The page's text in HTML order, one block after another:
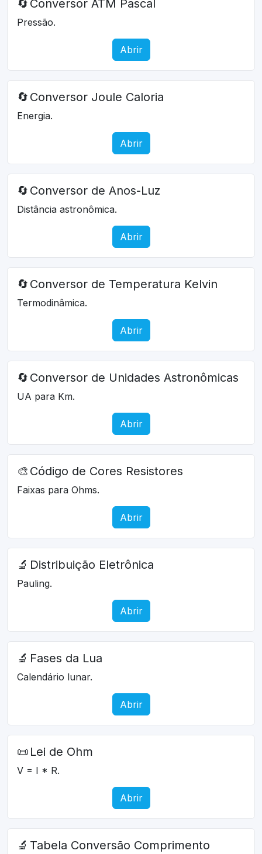
🔄 Conversor ATM Pascal
Pressão.
Abrir
🔄 Conversor Joule Caloria
Energia.
Abrir
🔄 Conversor de Anos-Luz
Distância astronômica.
Abrir
🔄 Conversor de Temperatura Kelvin
Termodinâmica.
Abrir
🔄 Conversor de Unidades Astronômicas
UA para Km.
Abrir
🎨 Código de Cores Resistores
Faixas para Ohms.
Abrir
🔬 Distribuição Eletrônica
Pauling.
Abrir
🔬 Fases da Lua
Calendário lunar.
Abrir
📜 Lei de Ohm
V = I * R.
Abrir
🔬 Tabela Conversão Comprimento